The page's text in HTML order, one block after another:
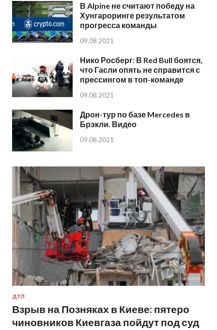
В Alpine не считают победу на
Хунгароринге результатом
прогресса команды
09.08.2021
Нико Росберг: В Red Bull боятся,
что Гасли опять не справится с
прессингом в топ-команде
09.08.2021
Дрон-тур по базе Mercedes в
Брэкли. Видео
09.08.2021
ДТП
Взрыв на Позняках в Киеве: пятеро
чиновников Киевгаза пойдут под суд